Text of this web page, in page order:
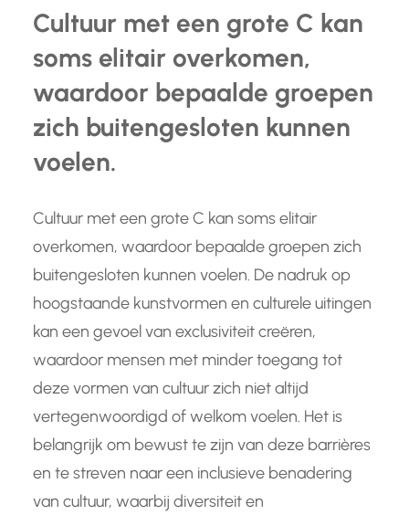
Cultuur met een grote C kan
soms elitair overkomen,
waardoor bepaalde groepen
zich buitengesloten kunnen
voelen.
Cultuur met een grote C kan soms elitair
overkomen, waardoor bepaalde groepen zich
buitengesloten kunnen voelen. De nadruk op
hoogstaande kunstvormen en culturele uitingen
kan een gevoel van exclusiviteit creëren,
waardoor mensen met minder toegang tot
deze vormen van cultuur zich niet altijd
vertegenwoordigd of welkom voelen. Het is
belangrijk om bewust te zijn van deze barrières
en te streven naar een inclusieve benadering
van cultuur, waarbij diversiteit en